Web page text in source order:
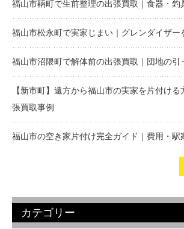
福山市鞆町で生前整理の出張買取｜食器・釣
福山市松永町で実家じまい｜グレンダイザー
福山市沼隈町で解体前の出張買取｜団地の引
【新市町】遠方から福山市の実家を片付け
張買取事例
福山市の空き家片付け完全ガイド｜費用・駅
カテゴリー